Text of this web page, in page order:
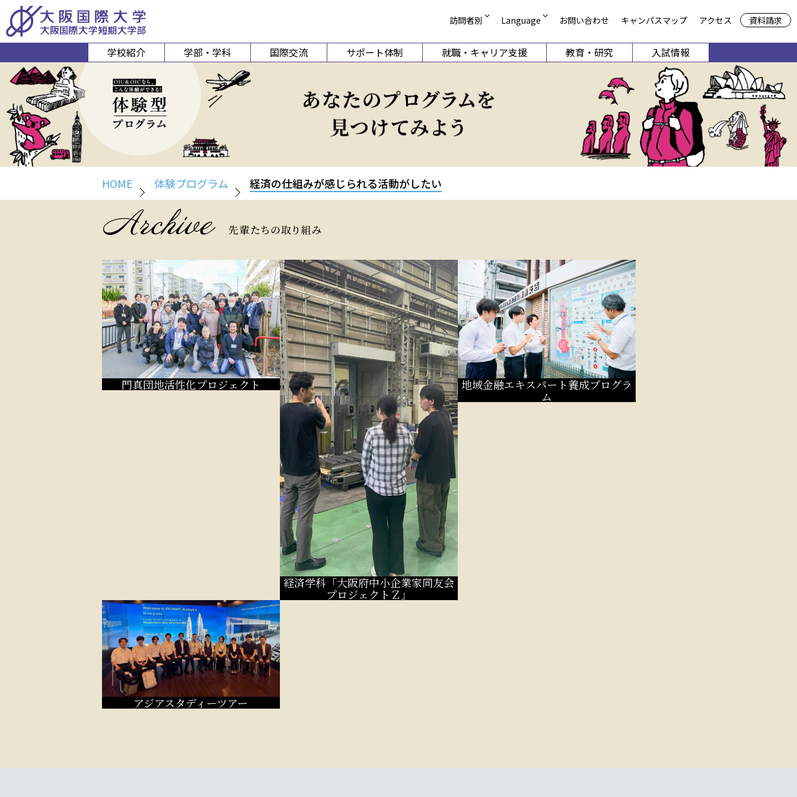
学校紹介 学部・学科
経営経済学部
経営学科
経済学科
人間科学部
心理コミュニケーション学科
スポーツ行動学科
国際コミュニケーション学科
国際観光学科
（2026年4月1日以降募集停止）
共通教育機構
留学生別科
国際交流 サポート体制 就職・キャリア支援 教育・研究 入試情報
訪問者別
受験生の方
在学生・保護者の方
卒業生 就職支援相談
科目等履修案内
図書館
同窓会
Language
English
简体中文
お問い合わせ キャンパスマップ アクセス 資料請求
HOME 体験プログラム 経済の仕組みが感じられる活動がしたい
門真団地活性化プロジェクト
経済学科「大阪府中小企業家同友会
プロジェクトＺ」
地域金融エキスパート養成プログラ
ム
アジアスタディーツアー